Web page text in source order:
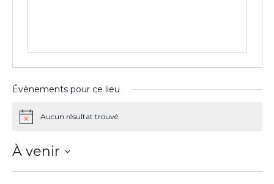
Évènements pour ce lieu
NoticeAucun résultat trouvé.
À venir